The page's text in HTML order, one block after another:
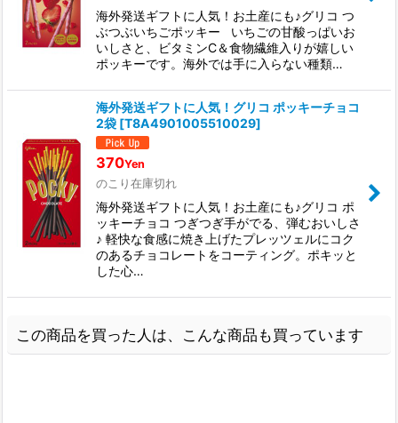
海外発送ギフトに人気！お土産にも♪グリコ つ
ぶつぶいちごポッキー いちごの甘酸っぱいお
いしさと、ビタミンC＆食物繊維入りが嬉しい
ポッキーです。海外では手に入らない種類…
海外発送ギフトに人気！グリコ ポッキーチョコ
2袋 [T8A4901005510029]
370Yen
のこり在庫切れ
海外発送ギフトに人気！お土産にも♪グリコ ポ
ッキーチョコ つぎつぎ手がでる、弾むおいしさ
♪ 軽快な食感に焼き上げたプレッツェルにコク
のあるチョコレートをコーティング。ポキッと
した心…
この商品を買った人は、こんな商品も買っています